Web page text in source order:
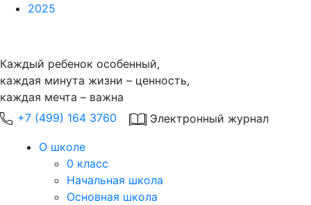
2025
Каждый ребенок особенный,
каждая минута жизни – ценность,
каждая мечта – важна
+7 (499) 164 3760
Электронный журнал
О школе
0 класс
Начальная школа
Основная школа